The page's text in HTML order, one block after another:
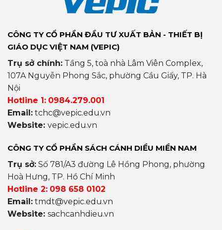
CÔNG TY CỔ PHẦN ĐẦU TƯ XUẤT BẢN - THIẾT BỊ
GIÁO DỤC VIỆT NAM (VEPIC)
Trụ sở chính: Tầng 5, toà nhà Lâm Viên Complex,
107A Nguyễn Phong Sắc, phường Cầu Giấy, TP. Hà
Nội
Hotline 1: 0984.279.001
Email: tchc@vepic.edu.vn
Website: vepic.edu.vn
CÔNG TY CỔ PHẦN SÁCH CÁNH DIỀU MIỀN NAM
Trụ sở: Số 781/A3 đường Lê Hồng Phong, phường
Hoà Hưng, TP. Hồ Chí Minh
Hotline 2: 098 658 0102
Email: tmdt@vepic.edu.vn
Website: sachcanhdieu.vn